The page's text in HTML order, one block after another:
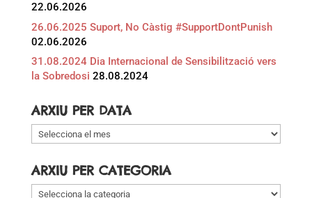
22.06.2026
26.06.2025 Suport, No Càstig #SupportDontPunish
02.06.2026
31.08.2024 Dia Internacional de Sensibilització vers
la Sobredosi 28.08.2024
ARXIU PER DATA
Arxiu
per
ARXIU PER CATEGORIA
Arxiu